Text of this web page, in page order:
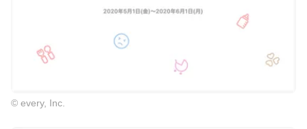
© every, Inc.